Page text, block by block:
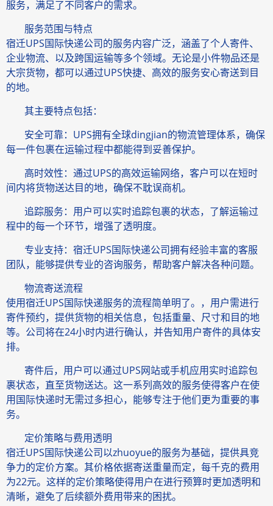
服务，满足了不同客户的需求。
服务范围与特点
宿迁UPS国际快递公司的服务内容广泛，涵盖了个人寄件、
企业物流、以及跨国运输等多个领域。无论是小件物品还是
大宗货物，都可以通过UPS快捷、高效的服务安心寄送到目
的地。
其主要特点包括：
安全可靠：UPS拥有全球dingjian的物流管理体系，确保
每一件包裹在运输过程中都能得到妥善保护。
高时效性：通过UPS的高效运输网络，客户可以在短时
间内将货物送达目的地，确保不耽误商机。
追踪服务：用户可以实时追踪包裹的状态，了解运输过
程中的每一个环节，增强了透明度。
专业支持：宿迁UPS国际快递公司拥有经验丰富的客服
团队，能够提供专业的咨询服务，帮助客户解决各种问题。
物流寄送流程
使用宿迁UPS国际快递服务的流程简单明了。，用户需进行
寄件预约，提供货物的相关信息，包括重量、尺寸和目的地
等。公司将在24小时内进行确认，并告知用户寄件的具体安
排。
寄件后，用户可以通过UPS网站或手机应用实时追踪包
裹状态，直至货物送达。这一系列高效的服务使得客户在使
用国际快递时无需过多担心，能够专注于他们更为重要的事
务。
定价策略与费用透明
宿迁UPS国际快递公司以zhuoyue的服务为基础，提供具竞
争力的定价方案。其价格依据寄送重量而定，每千克的费用
为22元。这样的定价策略使得用户在进行预算时更加透明和
清晰，避免了后续额外费用带来的困扰。